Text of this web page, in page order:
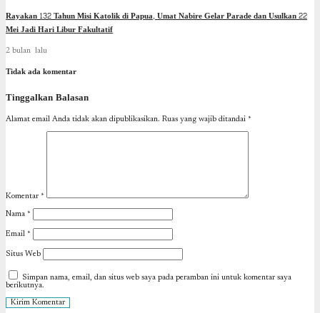
Rayakan 132 Tahun Misi Katolik di Papua, Umat Nabire Gelar Parade dan Usulkan 22
Mei Jadi Hari Libur Fakultatif
2 bulan lalu
Tidak ada komentar
Tinggalkan Balasan
Alamat email Anda tidak akan dipublikasikan. Ruas yang wajib ditandai *
Komentar *
Nama *
Email *
Situs Web
Simpan nama, email, dan situs web saya pada peramban ini untuk komentar saya
berikutnya.